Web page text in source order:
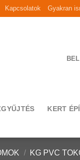
Kapcsolatok Gyakran
KERT
/ KG PVC